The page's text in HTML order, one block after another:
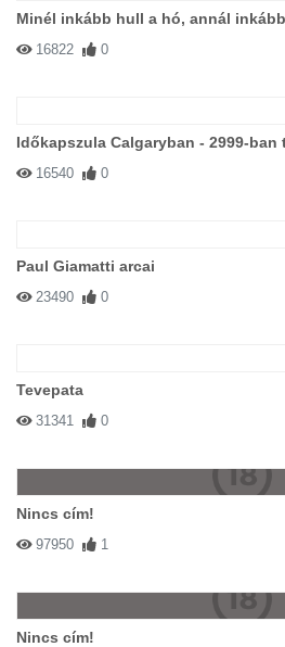
Minél inkább hull a hó, annál
16822 0
Időkapszula Calgaryban - 2999-
16540 0
Paul Giamatti arcai
23490 0
Tevepata
31341 0
Nincs cím!
97950 1
Nincs cím!